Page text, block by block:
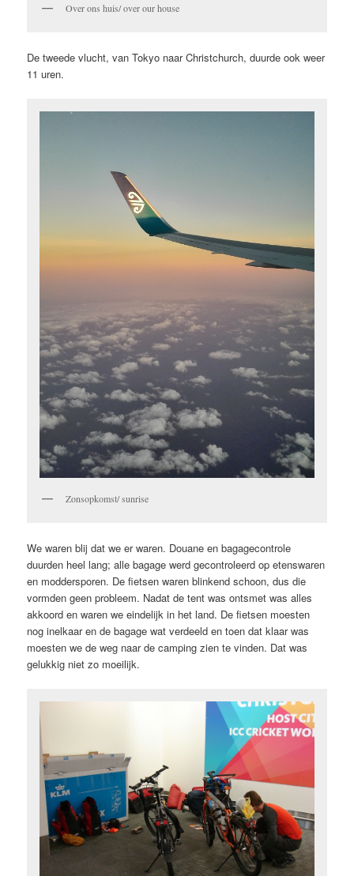
Over ons huis/ over our house
De tweede vlucht, van Tokyo naar Christchurch, duurde ook weer
11 uren.
Zonsopkomst/ sunrise
We waren blij dat we er waren. Douane en bagagecontrole
duurden heel lang; alle bagage werd gecontroleerd op etenswaren
en moddersporen. De fietsen waren blinkend schoon, dus die
vormden geen probleem. Nadat de tent was ontsmet was alles
akkoord en waren we eindelijk in het land. De fietsen moesten
nog inelkaar en de bagage wat verdeeld en toen dat klaar was
moesten we de weg naar de camping zien te vinden. Dat was
gelukkig niet zo moeilijk.